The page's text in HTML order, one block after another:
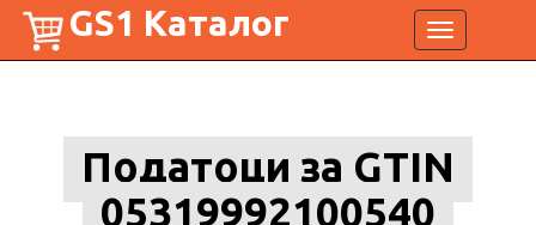
Toggle
navigation
GS1 Каталог
Податоци за GTIN
05319992100540